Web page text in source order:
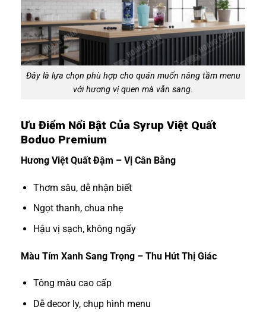
Đây là lựa chọn phù hợp cho quán muốn nâng tầm menu
với hương vị quen mà vẫn sang.
Ưu Điểm Nổi Bật Của Syrup Việt Quất
Boduo Premium
Hương Việt Quất Đậm – Vị Cân Bằng
Thơm sâu, dễ nhận biết
Ngọt thanh, chua nhẹ
Hậu vị sạch, không ngấy
Màu Tím Xanh Sang Trọng – Thu Hút Thị Giác
Tông màu cao cấp
Dễ decor ly, chụp hình menu